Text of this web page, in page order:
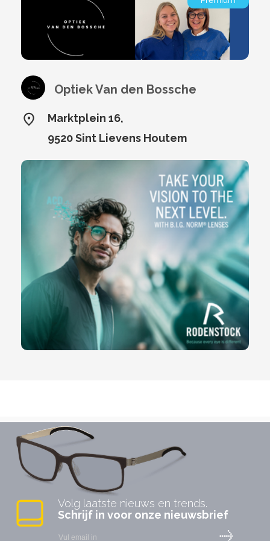
Optiek Van den Bossche
Marktplein 16,
9520 Sint Lievens Houtem
Volg laatste nieuws en trends.
Schrijf in voor onze nieuwsbrief